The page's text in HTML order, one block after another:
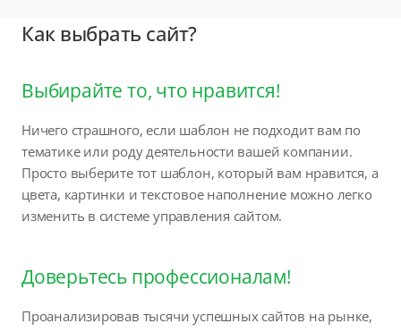
Как выбрать сайт?
Выбирайте то, что нравится!
Ничего страшного, если шаблон не подходит вам по
тематике или роду деятельности вашей компании.
Просто выберите тот шаблон, который вам нравится, а
цвета, картинки и текстовое наполнение можно легко
изменить в системе управления сайтом.
Доверьтесь профессионалам!
Проанализировав тысячи успешных сайтов на рынке,